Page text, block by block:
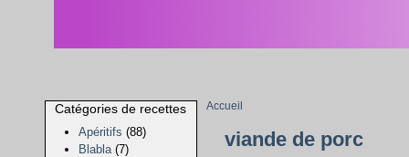
Catégories de recettes
Apéritifs (88)
Blabla (7)
Accueil
viande de porc